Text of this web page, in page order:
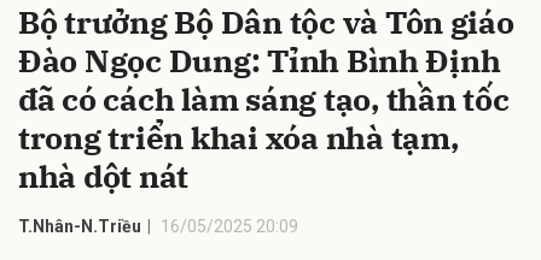
Bộ trưởng Bộ Dân tộc và Tôn giáo
Đào Ngọc Dung: Tỉnh Bình Định
đã có cách làm sáng tạo, thần tốc
trong triển khai xóa nhà tạm,
nhà dột nát
T.Nhân-N.Triều 16/05/2025 20:09